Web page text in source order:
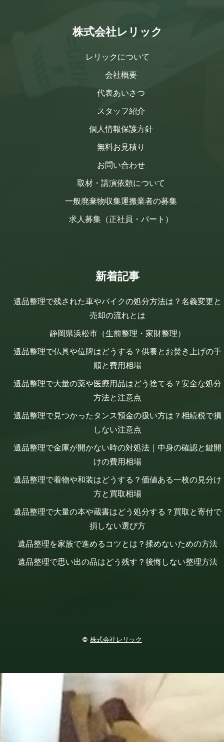
株式会社レリック
レリックについて
会社概要
代表あいさつ
スタッフ紹介
個人情報保護方針
無料お見積り
お問い合わせ
取材・講演依頼について
一般廃棄物収集運搬業者の募集
求人募集（正社員・パート）
新着記事
遺品整理で残された車やバイクの処分方法は？名義変更と
売却の流れとは
静岡県浜松市（生前整理・家財整理）
遺品整理で仏具や位牌はどうする？供養とお焚き上げの手
順と費用相場
遺品整理で大量の薬や医療用品はどう捨てる？安全な処分
方法と注意点
遺品整理で見つかったタンス預金の扱い方は？相続税で損
しない注意点
遺品整理で金庫が開かない時の対処法｜中身の確認と鍵開
けの費用相場
遺品整理で着物や和装はどうする？価値ある一枚の見分け
方と買取相場
遺品整理で大量の本や蔵書はどう処分する？買取と寄付で
損しない選び方
遺品整理を家族で進めるコツとは？揉めないための方法
遺品整理で思い出の品はどう残す？後悔しない整理方法
© 株式会社レリック